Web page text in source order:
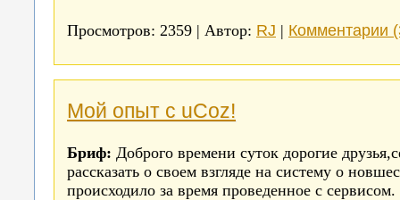
Просмотров: 2359 | Автор: RJ | Комментарии
Мой опыт с uCoz!
Бриф: Доброго времени суток дорогие
рассказать о своем взгляде на систему о
происходило за время проведенное с сервисом.